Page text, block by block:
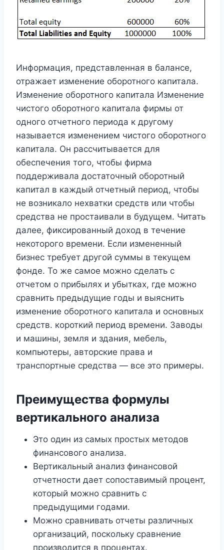
Информация, представленная в балансе,
отражает изменение оборотного капитала.
Изменение оборотного капитала Изменение
чистого оборотного капитала фирмы от
одного отчетного периода к другому
называется изменением чистого оборотного
капитала. Он рассчитывается для
обеспечения того, чтобы фирма
поддерживала достаточный оборотный
капитал в каждый отчетный период, чтобы
не возникало нехватки средств или чтобы
средства не простаивали в будущем. Читать
далее, фиксированный доход в течение
некоторого времени. Если измененный
бизнес требует другой суммы в текущем
фонде. То же самое можно сделать с
отчетом о прибылях и убытках, где можно
сравнить предыдущие годы и выяснить
изменение оборотного капитала и основных
средств. короткий период времени. Заводы
и машины, земля и здания, мебель,
компьютеры, авторские права и
транспортные средства — все это примеры.
Преимущества формулы
вертикального анализа
Это один из самых простых методов
финансового анализа.
Вертикальный анализ финансовой
отчетности дает сопоставимый процент,
который можно сравнить с
предыдущими годами.
Можно сравнивать отчеты различных
организаций, поскольку сравнение
производится в процентах.